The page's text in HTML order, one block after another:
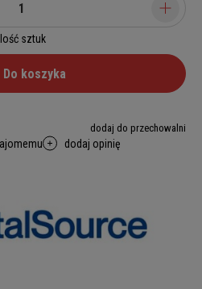
Ilość sztuk
Do koszyka
dodaj do przechowalni
dodaj opinię